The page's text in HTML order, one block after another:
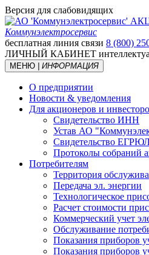
Версия для слабовидящих
Коммунэлектросервис
бесплатная линия связи 8 (800)
ЛИЧНЫЙ КАБИНЕТ
МЕНЮ | ИНФОРМАЦИЯ
О предприятии
Новости & уведомления
Для акционеров и
Свидетельство ИНН
Устав АО
Свидетельство
Протоколы собраний
Потребителям
Территория
Передача эл. энергии
Технологическое
Расчет стоимости
Коммерческий учет
Обслуживание
Показания приборов
Показания приборов